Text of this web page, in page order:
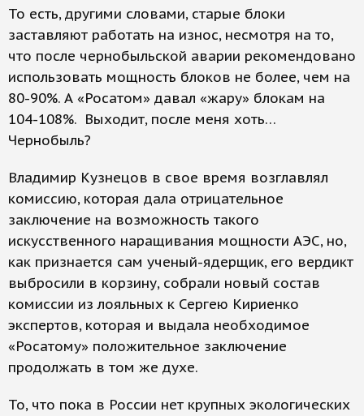
То есть, другими словами, старые блоки
заставляют работать на износ, несмотря на то,
что после чернобыльской аварии рекомендовано
использовать мощность блоков не более, чем на
80-90%. А «Росатом» давал «жару» блокам на
104-108%. Выходит, после меня хоть…
Чернобыль?
Владимир Кузнецов в свое время возглавлял
комиссию, которая дала отрицательное
заключение на возможность такого
искусственного наращивания мощности АЭС, но,
как признается сам ученый-ядерщик, его вердикт
выбросили в корзину, собрали новый состав
комиссии из лояльных к Сергею Кириенко
экспертов, которая и выдала необходимое
«Росатому» положительное заключение
продолжать в том же духе.
То, что пока в России нет крупных экологических